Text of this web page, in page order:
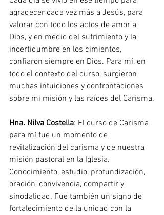
agradecer cada vez más a Jesús, para
valorar con todo los actos de amor a
Dios, y en medio del sufrimiento y la
incertidumbre en los cimientos,
confiaron siempre en Dios. Para mí, en
todo el contexto del curso, surgieron
muchas intuiciones y confrontaciones
sobre mi misión y las raíces del Carisma.
Hna. Nilva Costella: El curso de Carisma
para mí fue un momento de
revitalización del carisma y de nuestra
misión pastoral en la Iglesia.
Conocimiento, estudio, profundización,
oración, convivencia, compartir y
sinodalidad. Fue también un signo de
fortalecimiento de la unidad con la